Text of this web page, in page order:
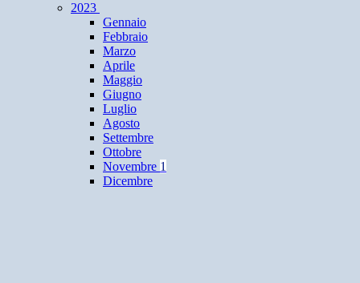
2023
Gennaio
Febbraio
Marzo
Aprile
Maggio
Giugno
Luglio
Agosto
Settembre
Ottobre
Novembre 1
Dicembre